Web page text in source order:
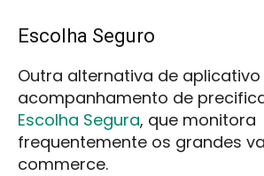
Escolha Seguro
Outra alternativa de
acompanhamento de
Escolha Segura, que monitora
frequentemente os grandes
commerce.